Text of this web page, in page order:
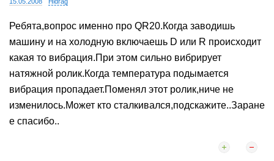
Ребята,вопрос именно про QR20.Когда заводишь
машину и на холодную включаешь D или R происходит
какая то вибрация.При этом сильно вибрирует
натяжной ролик.Когда температура подымается
вибрация пропадает.Поменял этот ролик,ниче не
изменилось.Может кто сталкивался,подскажите..Заране
е спасибо..